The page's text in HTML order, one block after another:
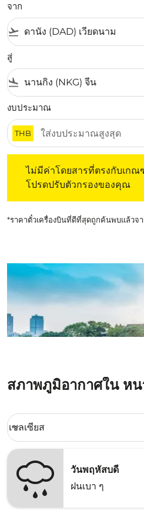
จาก
flight_takeoff
สู่
flight_land
งบประมาณ
THB
ไม่มีค่าโดยสารที่ตรงกับเก
โปรดปรับตัวกรองของคุณ
*ราคาตั๋วเครื่องบินที่ดีที่สุดถูกค้นพบแล้วจ
สภาพภูมิอากาศใน หน
Weather unit option เซลเซียส
เซลเซียส
keyboard_arrow_down
วันพฤหัสบดี
ฝนเบา ๆ